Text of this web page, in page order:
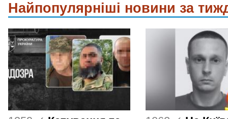
Найпопулярніші новини за